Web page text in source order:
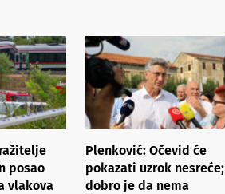
posao
vlakova
Plenković: Očevid će
pokazati uzrok nesreće;
dobro je da nema